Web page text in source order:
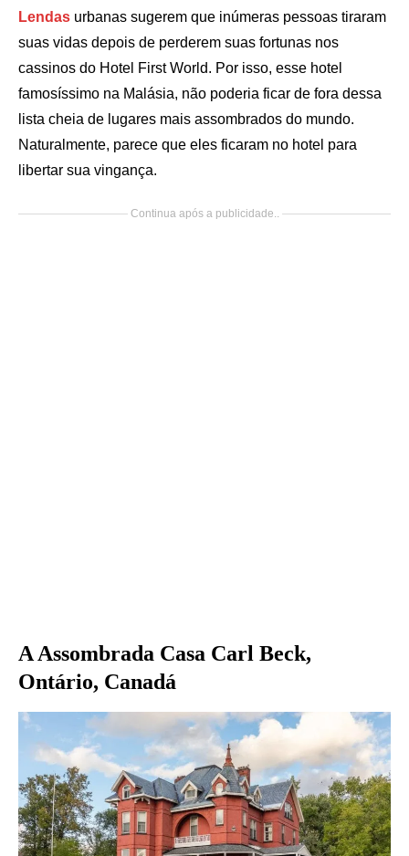
Lendas urbanas sugerem que inúmeras pessoas tiraram
suas vidas depois de perderem suas fortunas nos
cassinos do Hotel First World. Por isso, esse hotel
famosíssimo na Malásia, não poderia ficar de fora dessa
lista cheia de lugares mais assombrados do mundo.
Naturalmente, parece que eles ficaram no hotel para
libertar sua vingança.
Continua após a publicidade..
A Assombrada Casa Carl Beck,
Ontário, Canadá